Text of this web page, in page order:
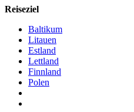
Reiseziel
Baltikum
Litauen
Estland
Lettland
Finnland
Polen